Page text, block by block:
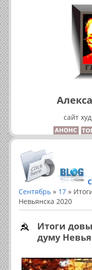
сайт
Сентябрь » 17 »
Невьянска 2020
Итоги
думу